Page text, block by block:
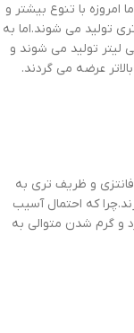
امروزه با تنوع بیشتر و
تولید می شوند.اما به
ماگ عموما از ظرفیت 300 تا 500 میلی لیتر تولید می شوند و
و ظریف تری به
که احتمال آسیب
و گرم شدن متوالی به